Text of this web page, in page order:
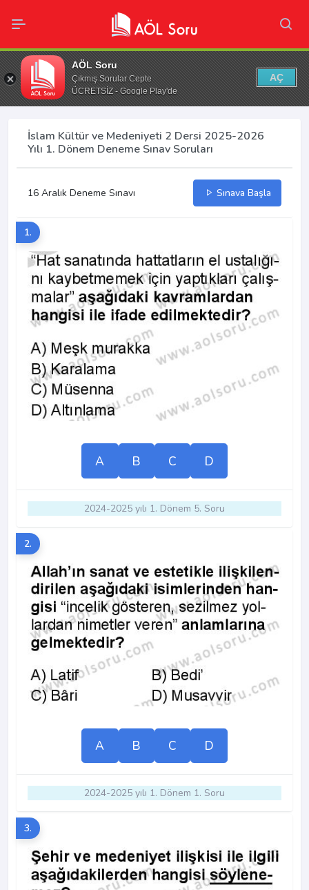
AÖL Soru
Çıkmış Sorular Cepte
ÜCRETSİZ - Google Play'de
AÇ
İslam Kültür ve Medeniyeti 2 Dersi 2025-2026
Yılı 1. Dönem Deneme Sınav Soruları
16 Aralık Deneme Sınavı Sınava Başla
1.
A B C D
2024-2025 yılı 1. Dönem 5. Soru
2.
A B C D
2024-2025 yılı 1. Dönem 1. Soru
3.